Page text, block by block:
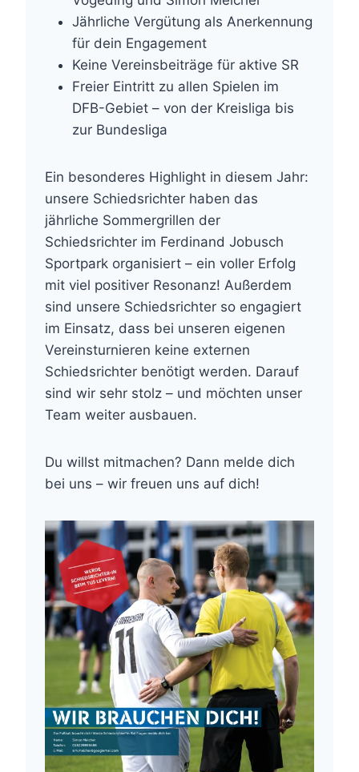
Jährliche Vergütung als Anerkennung
für dein Engagement
Keine Vereinsbeiträge für aktive SR
Freier Eintritt zu allen Spielen im
DFB-Gebiet – von der Kreisliga bis
zur Bundesliga
Ein besonderes Highlight in diesem Jahr:
unsere Schiedsrichter haben das
jährliche Sommergrillen der
Schiedsrichter im Ferdinand Jobusch
Sportpark organisiert – ein voller Erfolg
mit viel positiver Resonanz! Außerdem
sind unsere Schiedsrichter so engagiert
im Einsatz, dass bei unseren eigenen
Vereinsturnieren keine externen
Schiedsrichter benötigt werden. Darauf
sind wir sehr stolz – und möchten unser
Team weiter ausbauen.
Du willst mitmachen? Dann melde dich
bei uns – wir freuen uns auf dich!